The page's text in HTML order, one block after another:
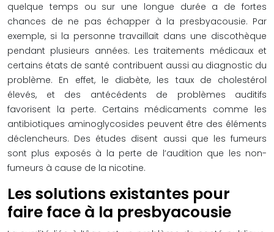
quelque temps ou sur une longue durée a de fortes
chances de ne pas échapper à la presbyacousie. Par
exemple, si la personne travaillait dans une discothèque
pendant plusieurs années. Les traitements médicaux et
certains états de santé contribuent aussi au diagnostic du
problème. En effet, le diabète, les taux de cholestérol
élevés, et des antécédents de problèmes auditifs
favorisent la perte. Certains médicaments comme les
antibiotiques aminoglycosides peuvent être des éléments
déclencheurs. Des études disent aussi que les fumeurs
sont plus exposés à la perte de l’audition que les non-
fumeurs à cause de la nicotine.
Les solutions existantes pour
faire face à la presbyacousie